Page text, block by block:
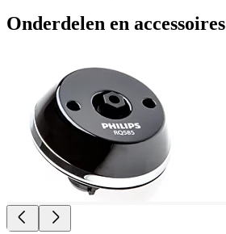
Onderdelen en accessoires